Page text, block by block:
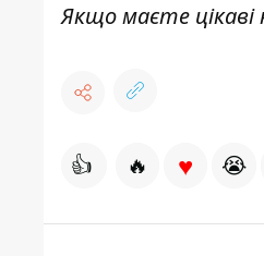
Якщо маєте
👍 🔥 ♥ 😭